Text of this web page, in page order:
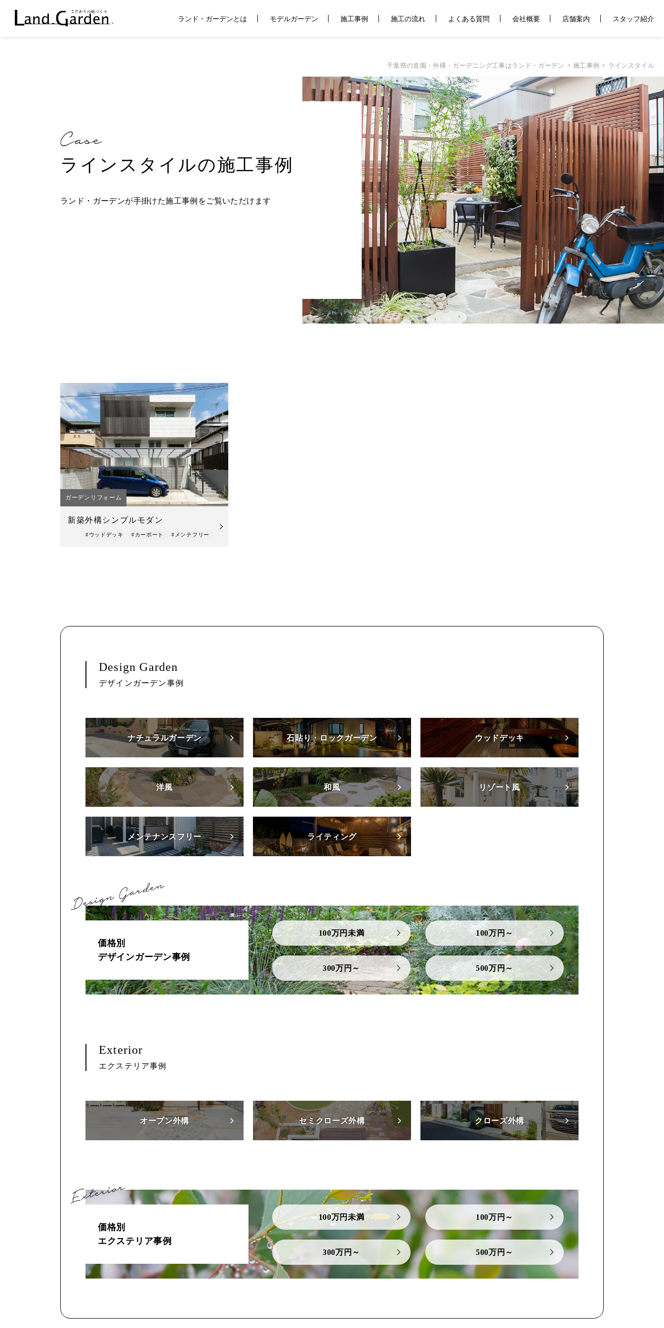
ランド・ガーデンとは モデルガーデン 施工事例 施工の流れ よくある質問 会社概要 店舗案内 スタッフ紹介
千葉県の造園・外構・ガーデニング工事はランド・ガーデン 施工事例 ラインスタイル
ラインスタイルの施工事例
ランド・ガーデンが手掛けた施工事例をご覧いただけます
ガーデンリフォーム
新築外構シンプルモダン
#ウッドデッキ #カーポート #メンテフリー
Design Garden
デザインガーデン事例
ナチュラルガーデン 石貼り・ロックガーデン ウッドデッキ
洋風 和風 リゾート風
メンテナンスフリー ライティング
価格別
デザインガーデン事例
100万円未満 100万円～
300万円～ 500万円～
Exterior
エクステリア事例
オープン外構 セミクローズ外構 クローズ外構
価格別
エクステリア事例
100万円未満 100万円～
300万円～ 500万円～